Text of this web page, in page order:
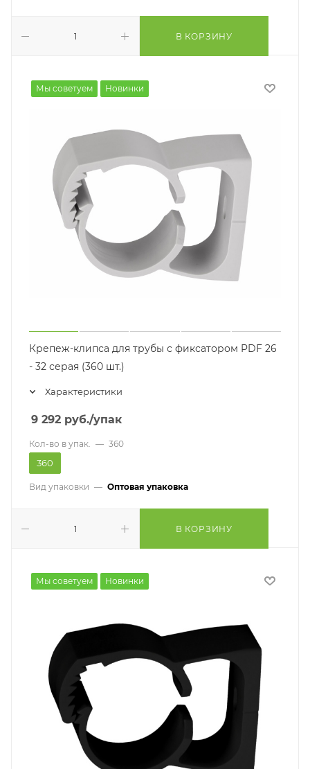
В КОРЗИНУ
Мы советуем Новинки
Крепеж-клипса для трубы с фиксатором PDF 26
- 32 серая (360 шт.)
Характеристики
9 292 руб./упак
Кол-во в упак. — 360
360
Вид упаковки — Оптовая упаковка
В КОРЗИНУ
Мы советуем Новинки